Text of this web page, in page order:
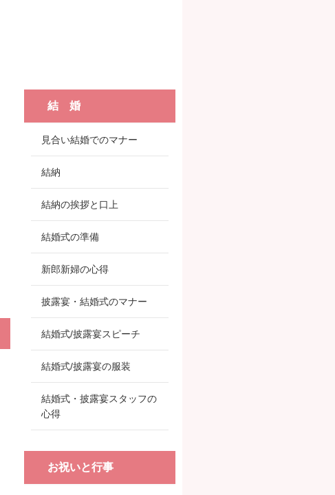
結 婚
見合い結婚でのマナー
結納
結納の挨拶と口上
結婚式の準備
新郎新婦の心得
披露宴・結婚式のマナー
結婚式/披露宴スピーチ
結婚式/披露宴の服装
結婚式・披露宴スタッフの
心得
お祝いと行事